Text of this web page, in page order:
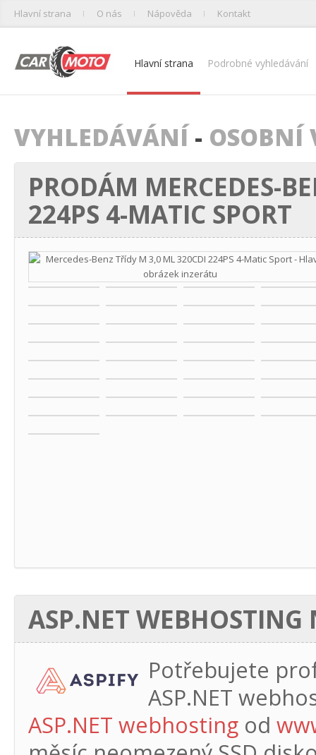
Hlavní strana O nás Nápověda Kontakt
Hlavní strana Podrobné vyhledávání
VYHLEDÁVÁNÍ - OSOBNÍ
PRODÁM MERCEDES-
224PS 4-MATIC SPORT
ASP.NET WEBHOSTING
Potřebujete
ASP.NET
ASP.NET webhosting od